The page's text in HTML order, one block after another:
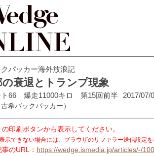
パッカー海外放浪記
の衰退とトランプ現象
ト66 爆走11000キロ 第15回前半 2017/07/
古希バックパッカー）
印刷ボタンから表示してください。
示できない場合には、ブラウザのリファラー送信設定を
のURL： https://wedge.ismedia.jp/articles/-/